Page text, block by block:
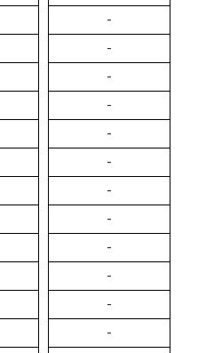
-
-
-
-
-
-
-
-
-
-
-
-